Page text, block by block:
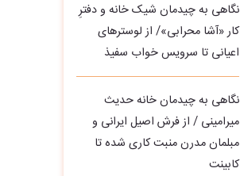
نگاهی به چیدمان شیک خانه و دفترِ
کار «آشا محرابی»/ از لوسترهای
اعیانی تا سرویس خواب سفیذ
نگاهی به چیدمان خانه حدیث
میرامینی / از فرش اصیل ایرانی و
مبلمان مدرن منبت‌ کاری‌ شده تا
کابینت